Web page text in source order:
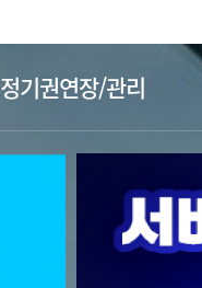
정기권연장/관리